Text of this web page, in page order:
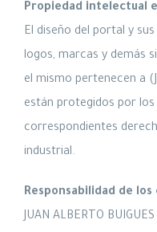
Propiedad intelectual
El diseño del portal y
logos, marcas y demás
el mismo pertenecen a
están protegidos por los
correspondientes
industrial.
Responsabilidad de
JUAN ALBERTO